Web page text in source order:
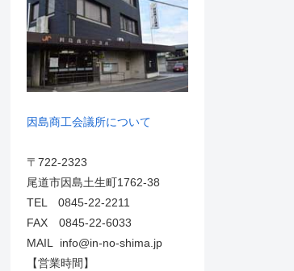
因島商工会議所について
〒722-2323
尾道市因島土生町1762-38
TEL 0845-22-2211
FAX 0845-22-6033
MAIL info@in-no-shima.jp
【営業時間】